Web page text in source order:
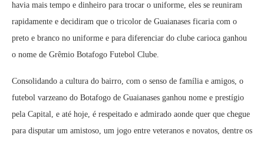
havia mais tempo e dinheiro para trocar o uniforme, eles se reuniram
rapidamente e decidiram que o tricolor de Guaianases ficaria com o
preto e branco no uniforme e para diferenciar do clube carioca ganhou
o nome de Grêmio Botafogo Futebol Clube.
Consolidando a cultura do bairro, com o senso de família e amigos, o
futebol varzeano do Botafogo de Guaianases ganhou nome e prestígio
pela Capital, e até hoje, é respeitado e admirado aonde quer que chegue
para disputar um amistoso, um jogo entre veteranos e novatos, dentre os